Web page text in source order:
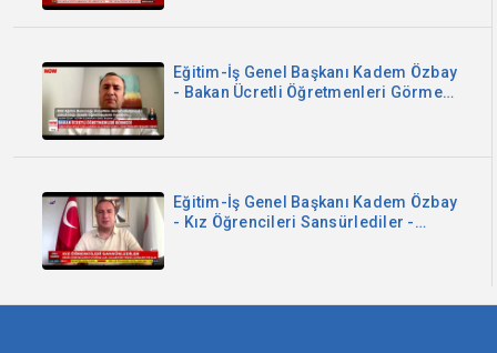
Eğitim-İş Genel Başkanı Kadem Özbay
- Bakan Ücretli Öğretmenleri Görmedi
Eğitim-İş Genel Başkanı Kadem Özbay
- Kız Öğrencileri Sansürlediler -